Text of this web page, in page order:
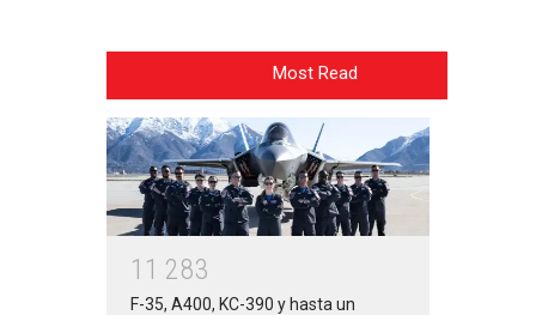
Most Read
1 1 283
F-35, A400, KC-390 y hasta un